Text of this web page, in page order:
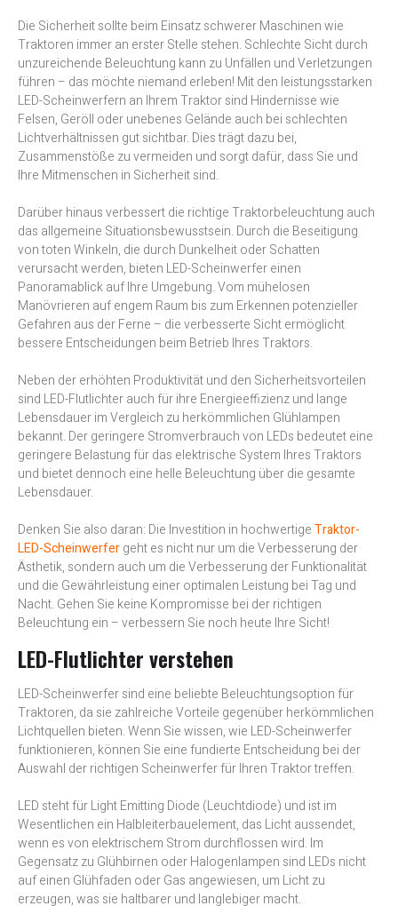
Die Sicherheit sollte beim Einsatz schwerer Maschinen wie
Traktoren immer an erster Stelle stehen. Schlechte Sicht durch
unzureichende Beleuchtung kann zu Unfällen und Verletzungen
führen – das möchte niemand erleben! Mit den leistungsstarken
LED-Scheinwerfern an Ihrem Traktor sind Hindernisse wie
Felsen, Geröll oder unebenes Gelände auch bei schlechten
Lichtverhältnissen gut sichtbar. Dies trägt dazu bei,
Zusammenstöße zu vermeiden und sorgt dafür, dass Sie und
Ihre Mitmenschen in Sicherheit sind.
Darüber hinaus verbessert die richtige Traktorbeleuchtung auch
das allgemeine Situationsbewusstsein. Durch die Beseitigung
von toten Winkeln, die durch Dunkelheit oder Schatten
verursacht werden, bieten LED-Scheinwerfer einen
Panoramablick auf Ihre Umgebung. Vom mühelosen
Manövrieren auf engem Raum bis zum Erkennen potenzieller
Gefahren aus der Ferne – die verbesserte Sicht ermöglicht
bessere Entscheidungen beim Betrieb Ihres Traktors.
Neben der erhöhten Produktivität und den Sicherheitsvorteilen
sind LED-Flutlichter auch für ihre Energieeffizienz und lange
Lebensdauer im Vergleich zu herkömmlichen Glühlampen
bekannt. Der geringere Stromverbrauch von LEDs bedeutet eine
geringere Belastung für das elektrische System Ihres Traktors
und bietet dennoch eine helle Beleuchtung über die gesamte
Lebensdauer.
Denken Sie also daran: Die Investition in hochwertigeTraktor-
LED-Scheinwerfergeht es nicht nur um die Verbesserung der
Ästhetik, sondern auch um die Verbesserung der Funktionalität
und die Gewährleistung einer optimalen Leistung bei Tag und
Nacht. Gehen Sie keine Kompromisse bei der richtigen
Beleuchtung ein – verbessern Sie noch heute Ihre Sicht!
LED-Flutlichter verstehen
LED-Scheinwerfer sind eine beliebte Beleuchtungsoption für
Traktoren, da sie zahlreiche Vorteile gegenüber herkömmlichen
Lichtquellen bieten. Wenn Sie wissen, wie LED-Scheinwerfer
funktionieren, können Sie eine fundierte Entscheidung bei der
Auswahl der richtigen Scheinwerfer für Ihren Traktor treffen.
LED steht für Light Emitting Diode (Leuchtdiode) und ist im
Wesentlichen ein Halbleiterbauelement, das Licht aussendet,
wenn es von elektrischem Strom durchflossen wird. Im
Gegensatz zu Glühbirnen oder Halogenlampen sind LEDs nicht
auf einen Glühfaden oder Gas angewiesen, um Licht zu
erzeugen, was sie haltbarer und langlebiger macht.